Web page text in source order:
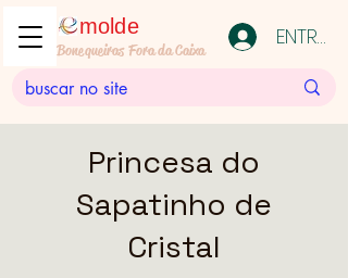
molde
Bonequeiras Fora da Caixa ENTRAR
Princesa do
Sapatinho de
Cristal